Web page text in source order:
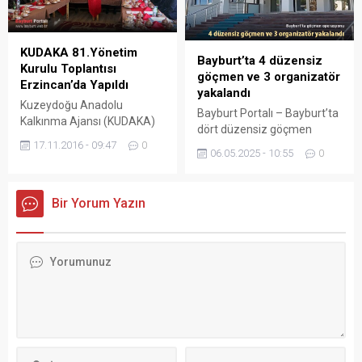
ay içerisinde farklı tarih ve
adreslerde meydana gelen
İş Yerinden Hırsızlık, Evden
Hırsızlık ve Açıktan Hırsızlık
olmak üzere toplamda yedi
hırsızlık olayının...
KUDAKA 81.Yönetim
Kurulu Toplantısı
Erzincan’da Yapıldı
Kuzeydoğu Anadolu
Kalkınma Ajansı (KUDAKA)
Toplantısı, Bayburt Valisi
Kurulu üyelerinin katılımı ile
Erzincan Valiliği Mahalli
İdareler Birliği’ne ait Bakır
Ajans Yönetim Kurulu
17.11.2016 - 09:47 0
Bayburt’ta 4 düzensiz
göçmen ve 3 organizatör
yakalandı
Bayburt Portalı – Bayburt’ta
dört düzensiz göçmen
yakalanırken, bu kişilerin
ülkeye girişine, barınmasına
06.05.2025 - 10:55 0
Bir Yorum Yazın